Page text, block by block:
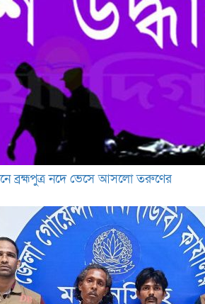
ব্রহ্মপুত্র নদে ভেসে আসলো তরুণের